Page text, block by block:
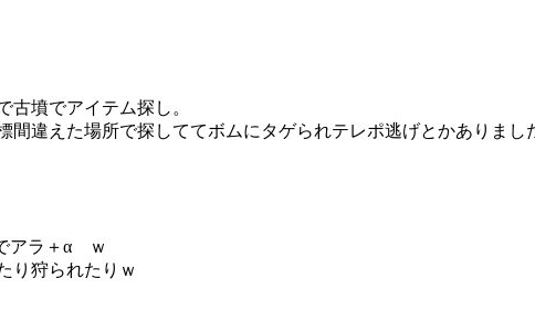
墳でアイテム探し。
間違えた場所で探しててボムにタゲられテレポ逃げとかありまし
アラ＋α ｗ
り狩られたりｗ